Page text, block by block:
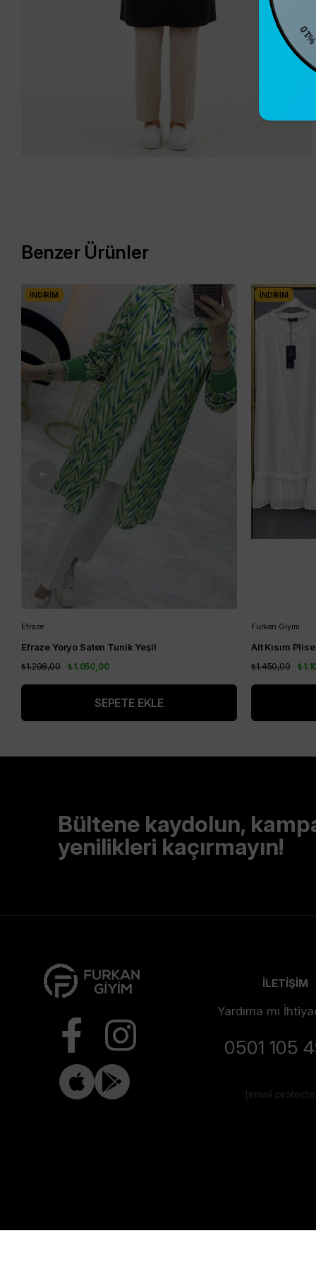
Benzer Ürünler
Efraze
Efraze Yoryo Saten Tunik Yeşil
₺1.050,00
₺1.298,00
SEPETE EKLE
İNDIRIM
Furkan Giyim
₺1.450,00
İNDIRIM
Bültene kaydolun,
yenilikleri kaçırmayın!
İLETİŞİM
Yardıma mı
0501 105
[email